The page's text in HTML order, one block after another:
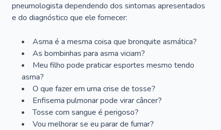
pneumologista dependendo dos sintomas apresentados
e do diagnóstico que ele fornecer:
Asma é a mesma coisa que bronquite asmática?
As bombinhas para asma viciam?
Meu filho pode praticar esportes mesmo tendo
asma?
O que fazer em uma crise de tosse?
Enfisema pulmonar pode virar câncer?
Tosse com sangue é perigoso?
Vou melhorar se eu parar de fumar?